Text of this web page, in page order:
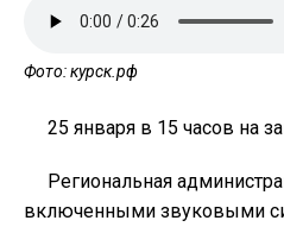
Фото: курск.рф
25 января в 15 часов на
Региональная
включенными звуковыми